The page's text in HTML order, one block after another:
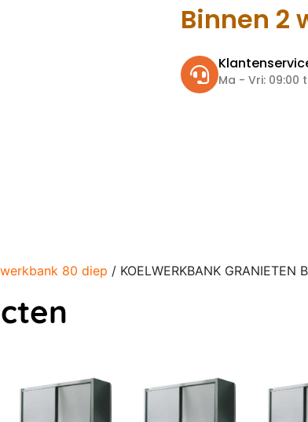
Binnen 2
Ma - Vri: 09:00
80 diep / KOELWERKBANK